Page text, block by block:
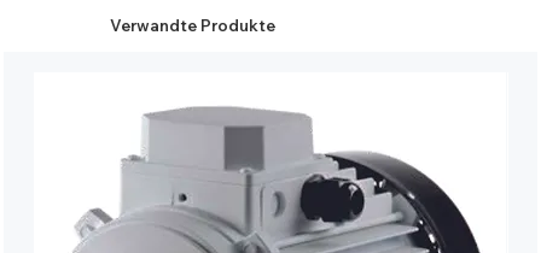
Verwandte Produkte